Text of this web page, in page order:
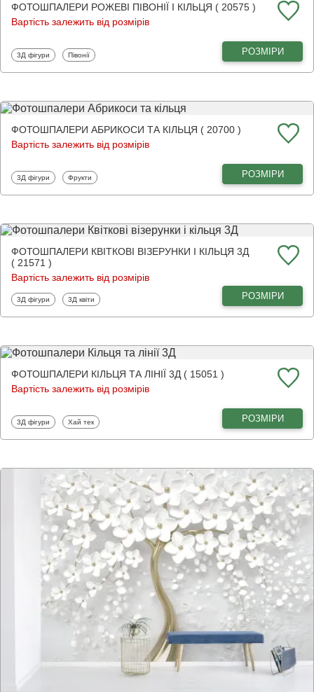
ФОТОШПАЛЕРИ РОЖЕВІ ПІВОНІЇ І КІЛЬЦЯ ( 20575 )
Вартість залежить від розмірів
Фотошпалери
3Д фігури Фотошпалери
Півонії РОЗМІРИ
ФОТОШПАЛЕРИ АБРИКОСИ ТА КІЛЬЦЯ ( 20700 )
Вартість залежить від розмірів
Фотошпалери
3Д фігури Фотошпалери
Фрукти РОЗМІРИ
ФОТОШПАЛЕРИ КВІТКОВІ ВІЗЕРУНКИ І КІЛЬЦЯ 3Д
( 21571 )
Вартість залежить від розмірів
Фотошпалери
3Д фігури Фотошпалери
3Д квіти РОЗМІРИ
ФОТОШПАЛЕРИ КІЛЬЦЯ ТА ЛІНІЇ 3Д ( 15051 )
Вартість залежить від розмірів
Фотошпалери
3Д фігури Фотошпалери
Хай тек РОЗМІРИ